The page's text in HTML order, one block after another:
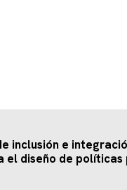
inclusión e
el diseño de políticas